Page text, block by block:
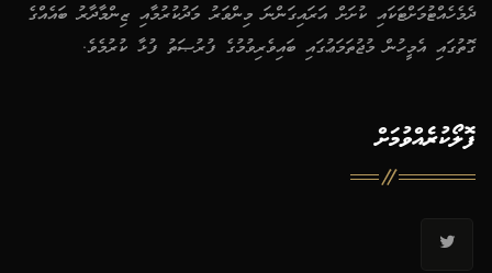
ދެމެހެއްޓުމަށްޓަކައި ކުށަށް އަރައިގަންނަ މިންވަރު މަދުކުރުމާއި ޒިންމާދާރު ބައެއްގެ
ގޮތުގައި އެމީހުން މުޖުތަމަޢުގައި ބައިވެރިވުމުގެ ފުރުޞަތު ފުޅާ ކުރުމެވެ.
ފޮލޯކުރެއްވުމަށް